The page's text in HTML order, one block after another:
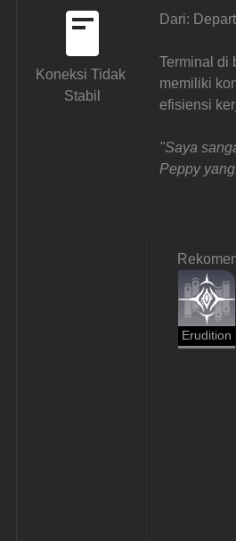
Koneksi Tidak
Stabil
Dari:
Terminal di
memiliki
efisiensi
"Saya
Peppy
Erudition